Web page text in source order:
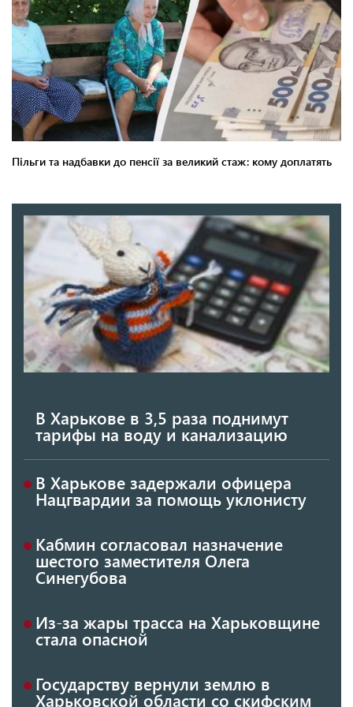
В Харькове в 3,5 раза поднимут
тарифы на воду и канализацию
В Харькове задержали офицера
Нацгвардии за помощь уклонисту
Кабмин согласовал назначение
шестого заместителя Олега
Синегубова
Из-за жары трасса на Харьковщине
стала опасной
Государству вернули землю в
Харьковской области со скифским